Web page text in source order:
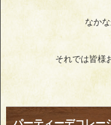
なか
それでは皆様